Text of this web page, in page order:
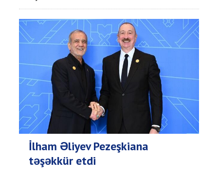
İlham Əliyev Pezeşkiana
təşəkkür etdi